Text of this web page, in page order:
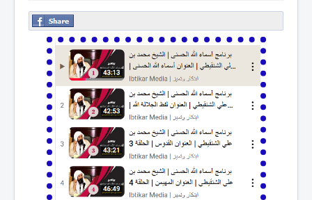
English
Português